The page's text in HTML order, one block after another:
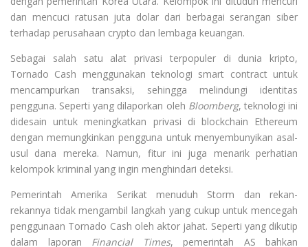
dan mencuci ratusan juta dolar dari berbagai serangan siber
terhadap perusahaan crypto dan lembaga keuangan.
Sebagai salah satu alat privasi terpopuler di dunia kripto,
Tornado Cash menggunakan teknologi smart contract untuk
mencampurkan transaksi, sehingga melindungi identitas
pengguna. Seperti yang dilaporkan oleh Bloomberg, teknologi ini
didesain untuk meningkatkan privasi di blockchain Ethereum
dengan memungkinkan pengguna untuk menyembunyikan asal-
usul dana mereka. Namun, fitur ini juga menarik perhatian
kelompok kriminal yang ingin menghindari deteksi.
Pemerintah Amerika Serikat menuduh Storm dan rekan-
rekannya tidak mengambil langkah yang cukup untuk mencegah
penggunaan Tornado Cash oleh aktor jahat. Seperti yang dikutip
dalam laporan Financial Times, pemerintah AS bahkan